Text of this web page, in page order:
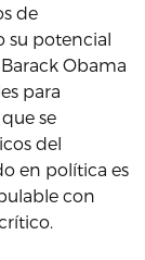
de
su potencial
Obama
para
se
del
en política es
con